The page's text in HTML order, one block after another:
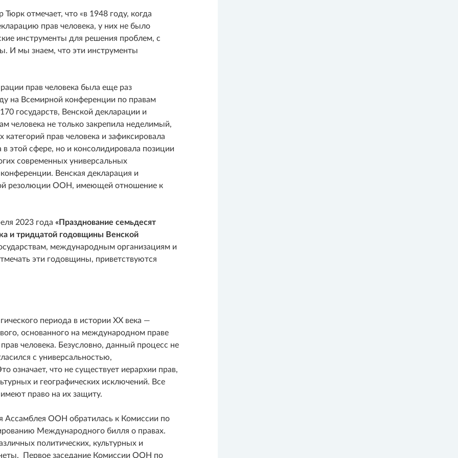
отмечает, что «в 1948 году, когда
прав человека, у них не было
инструменты для решения проблем, с
И мы знаем, что эти инструменты
прав человека была еще раз
на Всемирной конференции по правам
государств, Венской декларации и
человека не только закрепила неделимый,
прав человека и зафиксировала
этой сфере, но и консолидировала позиции
современных универсальных
Венская декларация и
резолюции ООН, имеющей отношение к
2023 года «Празднование семьдесят
и тридцатой годовщины Венской
международным организациям и
эти годовщины, приветствуются
периода в истории XX века —
основанного на международном праве
человека. Безусловно, данный процесс не
с универсальностью,
означает, что не существует иерархии прав,
и географических исключений. Все
право на их защиту.
Ассамблея ООН обратилась к Комиссии по
Международного билля о правах.
политических, культурных и
Первое заседание Комиссии ООН по